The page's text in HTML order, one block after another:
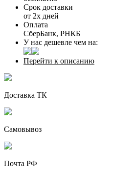
Срок доставки
от 2х дней
Оплата
СберБанк, РНКБ
У нас дешевле чем на:
Перейти к описанию
Доставка ТК
Самовывоз
Почта РФ